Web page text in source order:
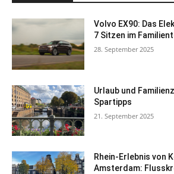
Volvo EX90: Das
7 Sitzen im
28. September 2025
Urlaub und
Spartipps
21. September 2025
Rhein-Erlebnis von
Amsterdam: